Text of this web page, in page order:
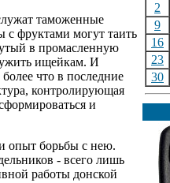
таможенные
с фруктами могут таить
в промасленную
ищейкам. И
что в последние
контролирующая
и
опыт борьбы с нею.
- всего лишь
работы донской
2
9
16
23
30